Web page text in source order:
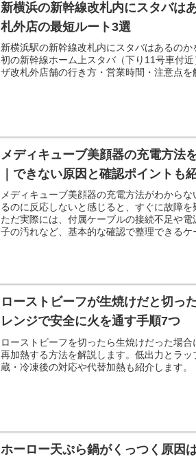
新横浜の新幹線改札内にスタバは
札外店の最短ルート3選
新横浜駅の新幹線改札内にスタバはあるの
初の新幹線ホーム上スタバ（下り11号車付
ザ改札外店舗の行き方・営業時間・注意点を
メディキューブ美顔器の充電方法
｜できない原因と確認ポイントも
メディキューブ美顔器の充電方法がわから
るのに反応しないと感じると、すぐに故障を
ただ実際には、付属ケーブルの接続不足や
子の汚れなど、基本的な確認で整理できるケ
ローストビーフが生焼けだと切っ
レンジで安全に火を通す手順7つ
ローストビーフを切ったら生焼けだった場
再加熱する方法を解説します。低出力とラ
蔵・冷凍後の対応や代替加熱も紹介します。
ホーロー天ぷら鍋がくっつく原因